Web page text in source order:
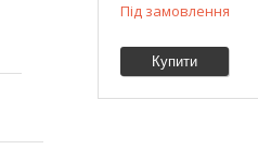
Під замовлення
Купити